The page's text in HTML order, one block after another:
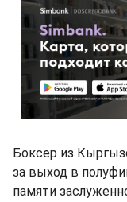
Боксер из
за выход в
памяти